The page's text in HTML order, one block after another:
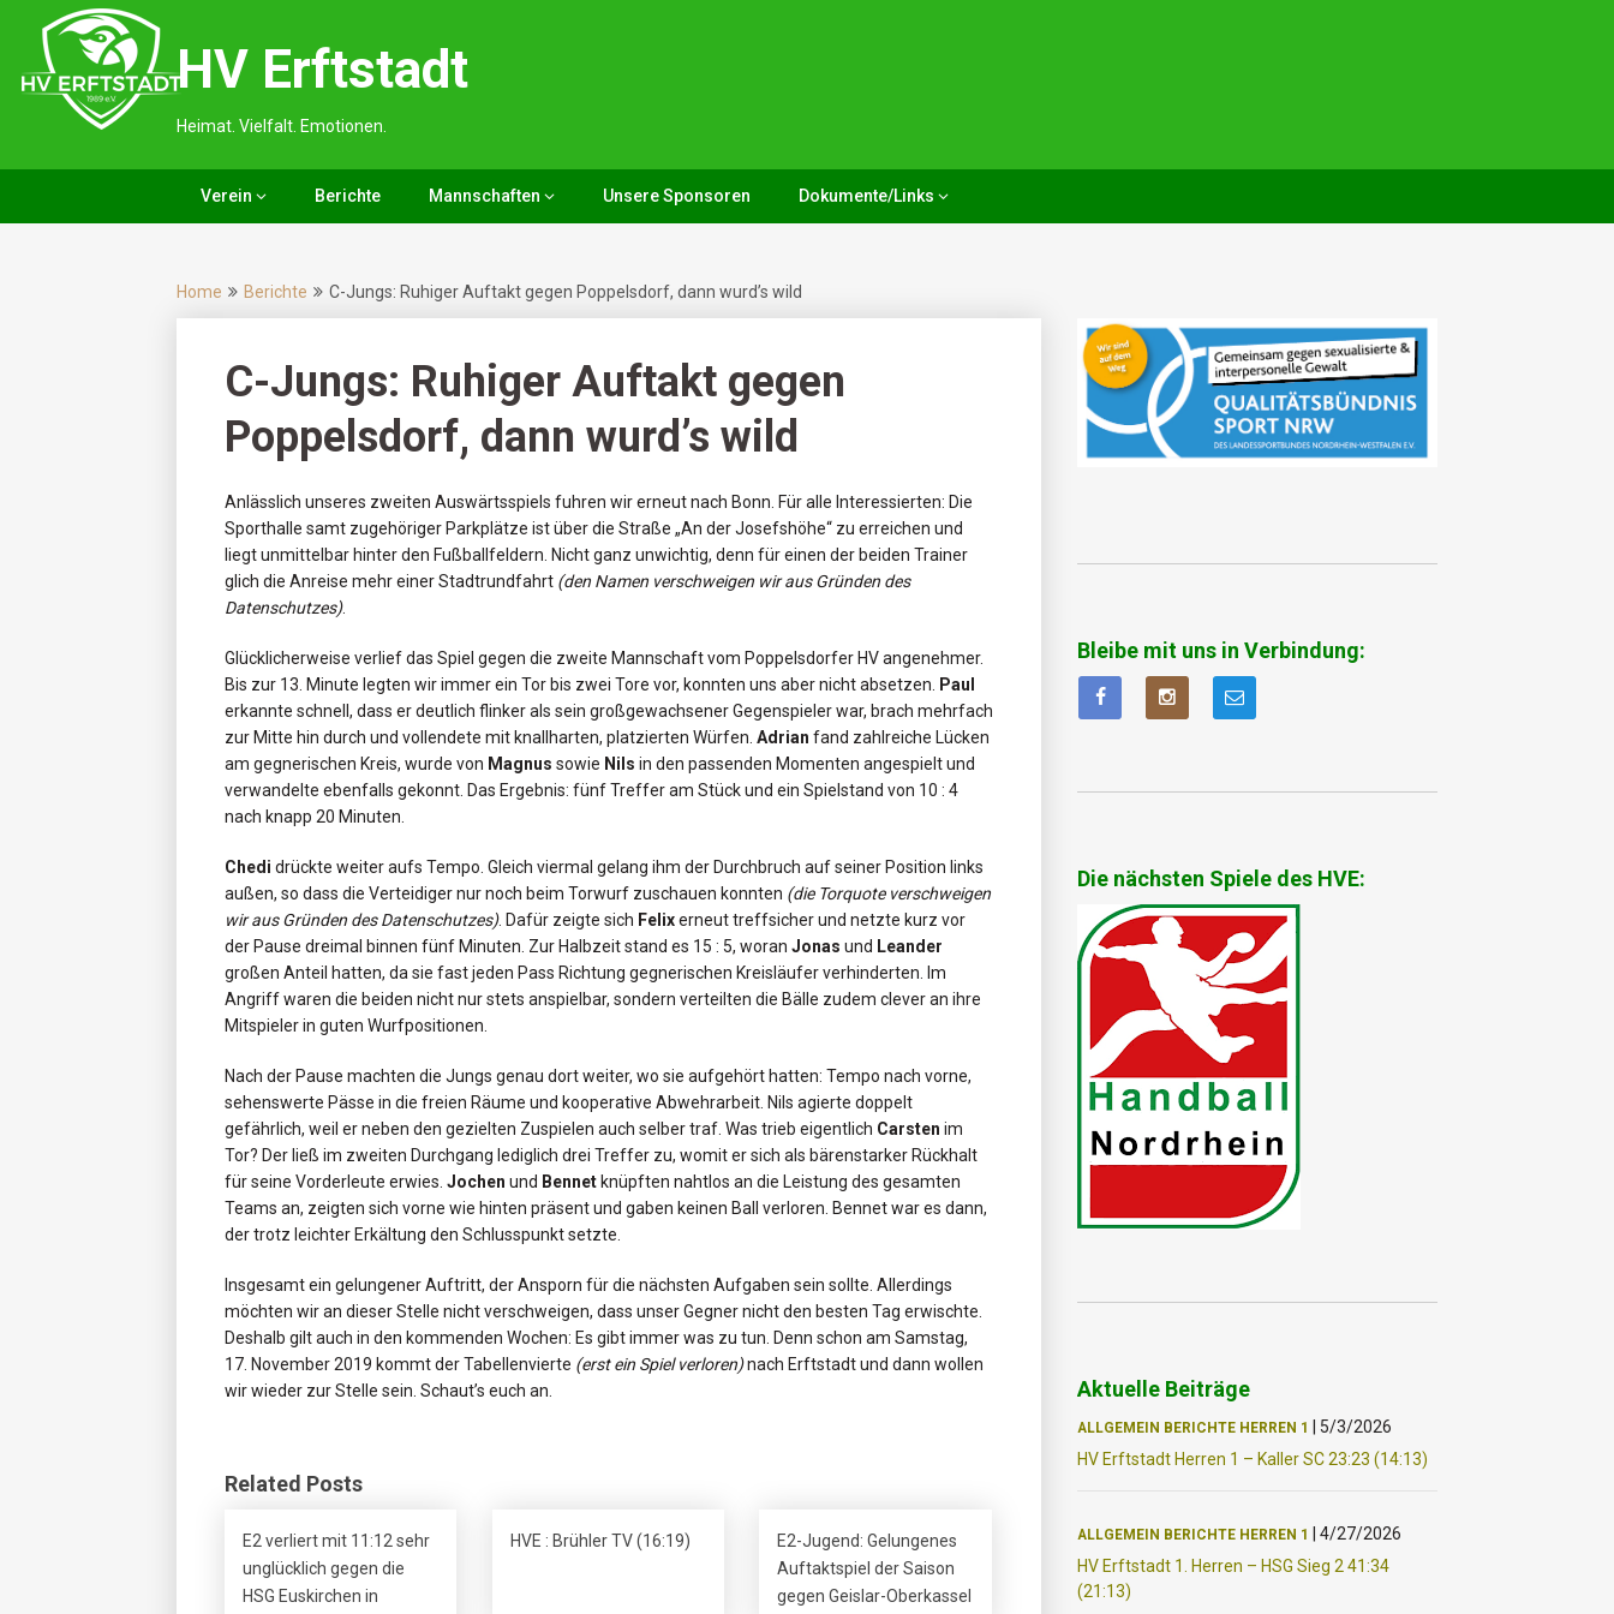
content
HV Erftstadt
Heimat. Vielfalt. Emotionen.
Verein Berichte Mannschaften Unsere Sponsoren Dokumente/Links
Home Berichte C-Jungs: Ruhiger Auftakt gegen Poppelsdorf, dann wurd’s wild
C-Jungs: Ruhiger Auftakt gegen
Poppelsdorf, dann wurd’s wild
Anlässlich unseres zweiten Auswärtsspiels fuhren wir erneut nach Bonn. Für alle Interessierten: Die
Sporthalle samt zugehöriger Parkplätze ist über die Straße „An der Josefshöhe“ zu erreichen und
liegt unmittelbar hinter den Fußballfeldern. Nicht ganz unwichtig, denn für einen der beiden Trainer
glich die Anreise mehr einer Stadtrundfahrt (den Namen verschweigen wir aus Gründen des
Datenschutzes).
Glücklicherweise verlief das Spiel gegen die zweite Mannschaft vom Poppelsdorfer HV angenehmer.
Bis zur 13. Minute legten wir immer ein Tor bis zwei Tore vor, konnten uns aber nicht absetzen.
Paul
erkannte schnell, dass er deutlich flinker als sein großgewachsener Gegenspieler war, brach mehrfach
zur Mitte hin durch und vollendete mit knallharten, platzierten Würfen. Adrian fand zahlreiche Lücken
am gegnerischen Kreis, wurde von Magnus sowie Nils in den passenden Momenten angespielt und
verwandelte ebenfalls gekonnt. Das Ergebnis: fünf Treffer am Stück und ein Spielstand von 10 : 4
nach knapp 20 Minuten.
Chedi drückte weiter aufs Tempo. Gleich viermal gelang ihm der Durchbruch auf seiner Position links
außen, so dass die Verteidiger nur noch beim Torwurf zuschauen konnten (die Torquote verschweigen
wir aus Gründen des Datenschutzes). Dafür zeigte sich Felixerneut treffsicher und netzte kurz vor
der Pause dreimal binnen fünf Minuten. Zur Halbzeit stand es 15 : 5, woran Jonas und Leander
großen Anteil hatten, da sie fast jeden Pass Richtung gegnerischen Kreisläufer verhinderten. Im
Angriff waren die beiden nicht nur stets anspielbar, sondern verteilten die Bälle zudem clever an ihre
Mitspieler in guten Wurfpositionen.
Nach der Pause machten die Jungs genau dort weiter, wo sie aufgehört hatten: Tempo nach vorne,
sehenswerte Pässe in die freien Räume und kooperative Abwehrarbeit. Nils agierte doppelt
gefährlich, weil er neben den gezielten Zuspielen auch selber traf. Was trieb eigentlich Carsten im
Tor? Der ließ im zweiten Durchgang lediglich drei Treffer zu, womit er sich als bärenstarker Rückhalt
für seine Vorderleute erwies. Jochen und Bennet knüpften nahtlos an die Leistung des gesamten
Teams an, zeigten sich vorne wie hinten präsent und gaben keinen Ball verloren. Bennet war es dann,
der trotz leichter Erkältung den Schlusspunkt setzte.
Insgesamt ein gelungener Auftritt, der Ansporn für die nächsten Aufgaben sein sollte. Allerdings
möchten wir an dieser Stelle nicht verschweigen, dass unser Gegner nicht den besten Tag erwischte.
Deshalb gilt auch in den kommenden Wochen: Es gibt immer was zu tun. Denn schon am Samstag,
17. November 2019 kommt der Tabellenvierte (erst ein Spiel verloren)nach Erftstadt und dann wollen
wir wieder zur Stelle sein. Schaut’s euch an.
Related Posts
E2 verliert mit 11:12 sehr
unglücklich gegen die
HSG Euskirchen in
HVE : Brühler TV (16:19)
E2-Jugend: Gelungenes
Auftaktspiel der Saison
gegen Geislar-Oberkassel
Bleibe mit uns in Verbindung:
Die nächsten Spiele des HVE:
Aktuelle Beiträge
ALLGEMEIN BERICHTE HERREN 1
5/3/2026
HV Erftstadt Herren 1 – Kaller SC 23:23 (14:13)
ALLGEMEIN BERICHTE HERREN 1
4/27/2026
HV Erftstadt 1. Herren – HSG Sieg 2 41:34
(21:13)